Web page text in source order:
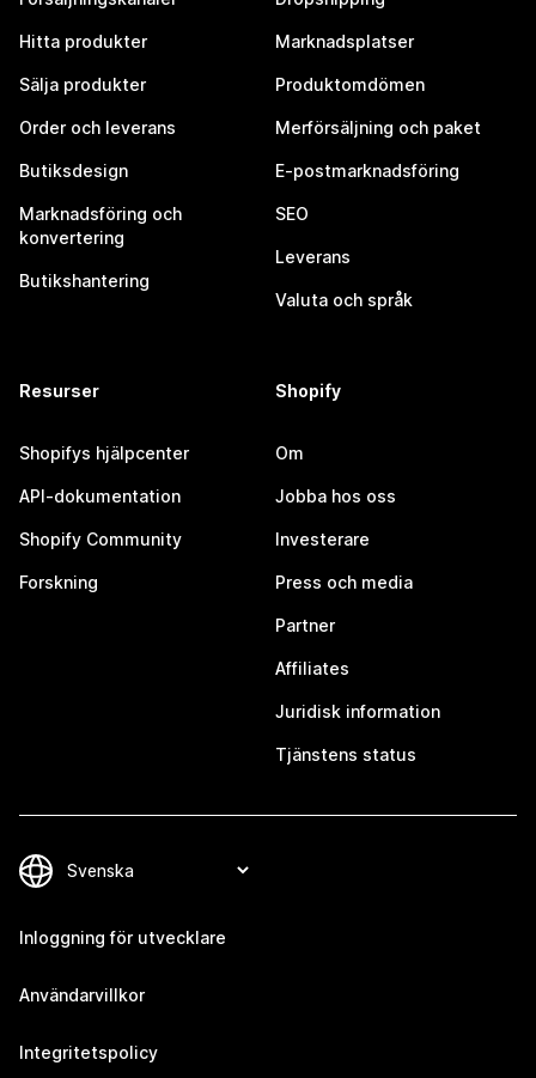
Hitta produkter
Sälja produkter
Order och leverans
Butiksdesign
Marknadsföring och
konvertering
Butikshantering
Marknadsplatser
Produktomdömen
Merförsäljning och paket
E-postmarknadsföring
SEO
Leverans
Valuta och språk
Resurser
Shopifys hjälpcenter
API-dokumentation
Shopify Community
Forskning
Shopify
Om
Jobba hos oss
Investerare
Press och media
Partner
Affiliates
Juridisk information
Tjänstens status
Inloggning för utvecklare
Användarvillkor
Integritetspolicy